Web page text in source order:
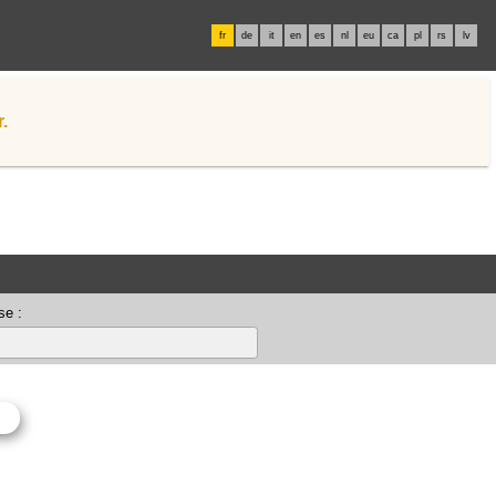
fr de it en es nl eu ca pl rs lv
: